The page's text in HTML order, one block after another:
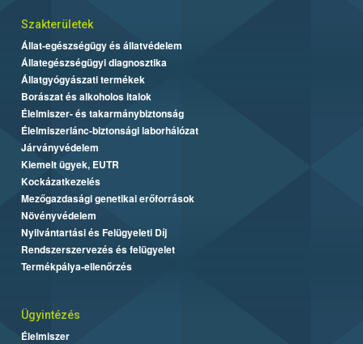
Szakterületek
Állat-egészségügy és állatvédelem
Állategészségügyi diagnosztika
Állatgyógyászati termékek
Borászat és alkoholos italok
Élelmiszer- és takarmánybiztonság
Élelmiszerlánc-biztonsági laborhálózat
Járványvédelem
Kiemelt ügyek, EUTR
Kockázatkezelés
Mezőgazdasági genetikai erőforrások
Növényvédelem
Nyilvántartási és Felügyeleti Díj
Rendszerszervezés és felügyelet
Termékpálya-ellenőrzés
Ügyintézés
Élelmiszer